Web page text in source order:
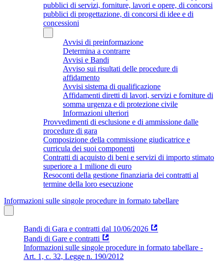
pubblici di servizi, forniture, lavori e opere, di concorsi
pubblici di progettazione, di concorsi di idee e di
concessioni
Avvisi di preinformazione
Determina a contrarre
Avvisi e Bandi
Avviso sui risultati delle procedure di
affidamento
Avvisi sistema di qualificazione
Affidamenti diretti di lavori, servizi e forniture di
somma urgenza e di protezione civile
Informazioni ulteriori
Provvedimenti di esclusione e di ammissione dalle
procedure di gara
Composizione della commissione giudicatrice e
curricula dei suoi componenti
Contratti di acquisto di beni e servizi di importo stimato
superiore a 1 milione di euro
Resoconti della gestione finanziaria dei contratti al
termine della loro esecuzione
Informazioni sulle singole procedure in formato tabellare
Bandi di Gara e contratti dal 10/06/2026
Bandi di Gare e contratti
Informazioni sulle singole procedure in formato tabellare -
Art. 1, c. 32, Legge n. 190/2012